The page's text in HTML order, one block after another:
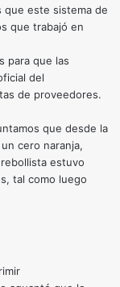
que este sistema de
que trabajó en
para que las
del
de proveedores.
que desde la
cero naranja,
estuvo
tal como luego